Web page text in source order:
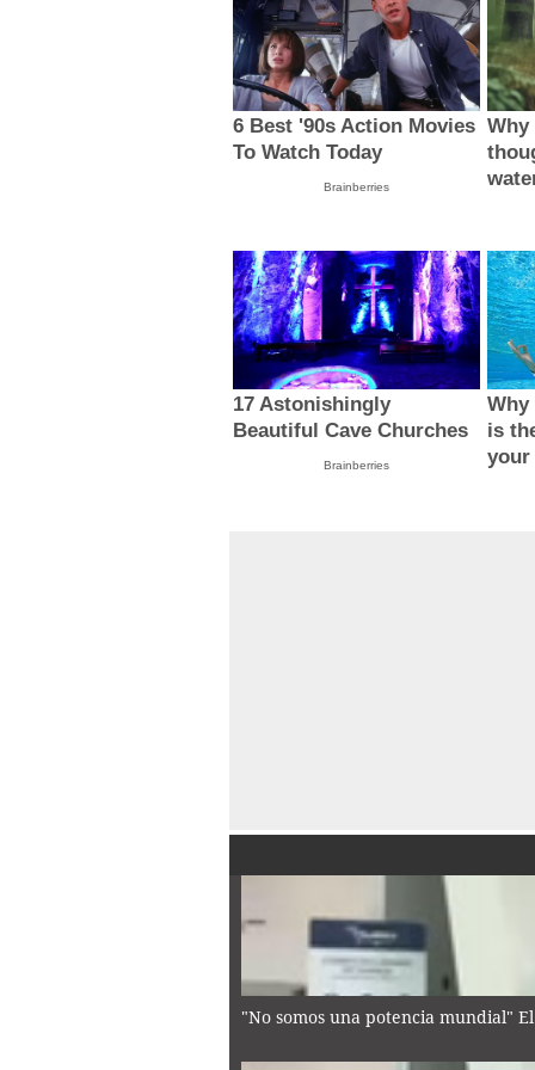
6 Best '90s Action Movies
To Watch Today
Brainberries
17 Astonishingly
Beautiful Cave Churches
Brainberries
is
your
"No somos una potencia mundial"